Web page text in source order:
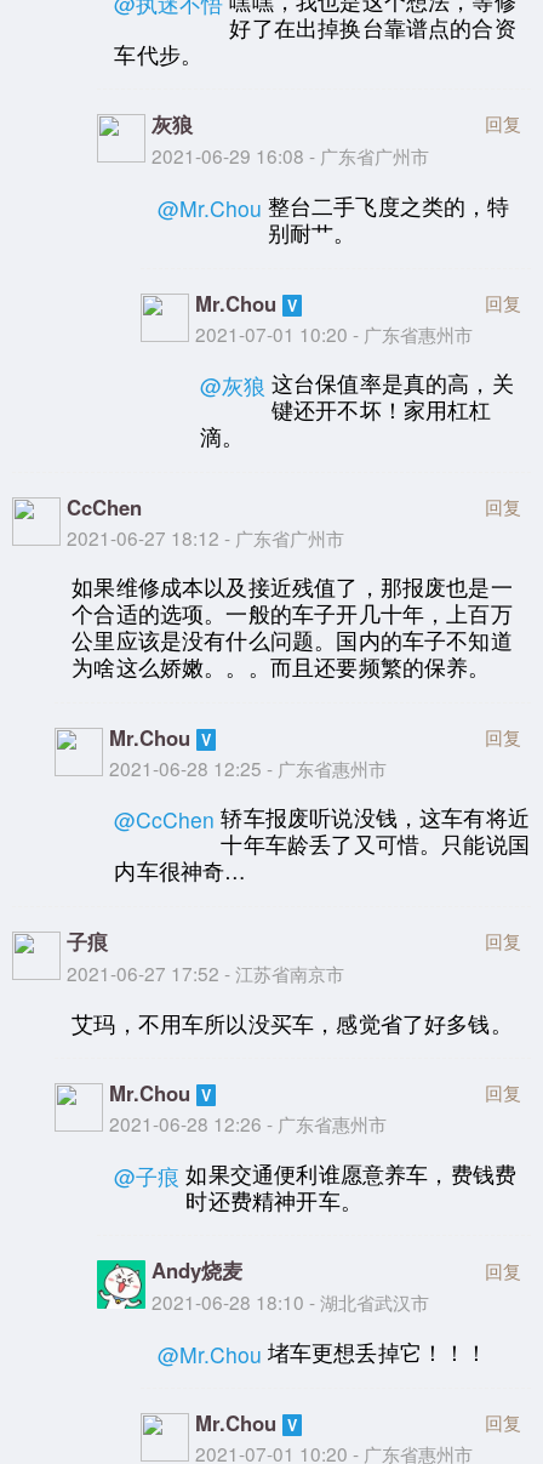
好了在出掉换台靠谱点的合资
车代步。
灰狼
2021-06-29 16:08 - 广东省广州市
回复
@Mr.Chou 整台二手飞度之类的，特
别耐艹。
Mr.Chou
2021-07-01 10:20 - 广东省惠州市
回复
@灰狼 这台保值率是真的高，关
键还开不坏！家用杠杠
滴。
CcChen
2021-06-27 18:12 - 广东省广州市
回复
如果维修成本以及接近残值了，那报废也是一
个合适的选项。一般的车子开几十年，上百万
公里应该是没有什么问题。国内的车子不知道
为啥这么娇嫩。。。而且还要频繁的保养。
Mr.Chou
2021-06-28 12:25 - 广东省惠州市
回复
@CcChen 轿车报废听说没钱，这车有将近
十年车龄丢了又可惜。只能说国
内车很神奇…
子痕
2021-06-27 17:52 - 江苏省南京市
回复
艾玛，不用车所以没买车，感觉省了好多钱。
Mr.Chou
2021-06-28 12:26 - 广东省惠州市
回复
@子痕 如果交通便利谁愿意养车，费钱费
时还费精神开车。
Andy烧麦
2021-06-28 18:10 - 湖北省武汉市
回复
@Mr.Chou 堵车更想丢掉它！！！
Mr.Chou
2021-07-01 10:20 - 广东省惠州市
回复